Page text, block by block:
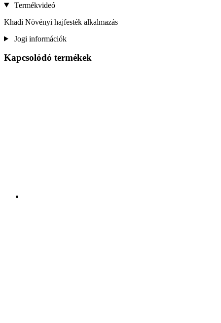
Termékvideó
Khadi Növényi hajfesték alkalmazás
Jogi információk
Kapcsolódó termékek